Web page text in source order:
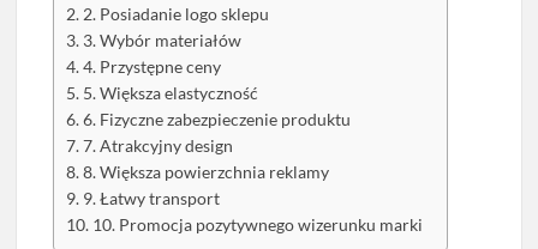
2. Posiadanie logo sklepu
3. Wybór materiałów
4. Przystępne ceny
5. Większa elastyczność
6. Fizyczne zabezpieczenie produktu
7. Atrakcyjny design
8. Większa powierzchnia reklamy
9. Łatwy transport
10. Promocja pozytywnego wizerunku marki